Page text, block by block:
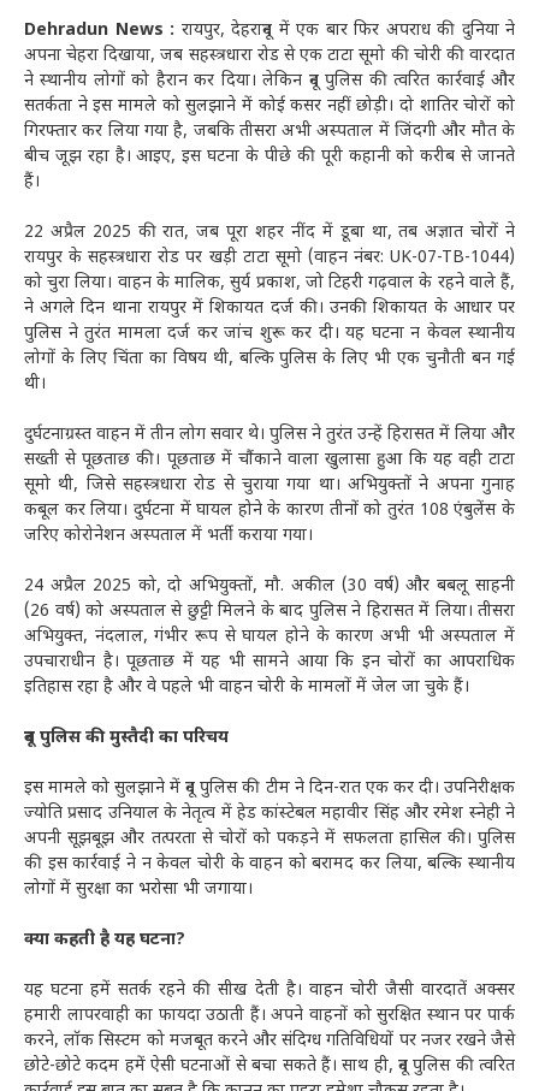
Dehradun News : रायपुर, देहरादून में एक बार फिर अपराध की दुनिया ने
अपना चेहरा दिखाया, जब सहस्त्रधारा रोड से एक टाटा सूमो की चोरी की वारदात
ने स्थानीय लोगों को हैरान कर दिया। लेकिन दून पुलिस की त्वरित कार्रवाई और
सतर्कता ने इस मामले को सुलझाने में कोई कसर नहीं छोड़ी। दो शातिर चोरों को
गिरफ्तार कर लिया गया है, जबकि तीसरा अभी अस्पताल में जिंदगी और मौत के
बीच जूझ रहा है। आइए, इस घटना के पीछे की पूरी कहानी को करीब से जानते
हैं।
22 अप्रैल 2025 की रात, जब पूरा शहर नींद में डूबा था, तब अज्ञात चोरों ने
रायपुर के सहस्त्रधारा रोड पर खड़ी टाटा सूमो (वाहन नंबर: UK-07-TB-1044)
को चुरा लिया। वाहन के मालिक, सुर्य प्रकाश, जो टिहरी गढ़वाल के रहने वाले हैं,
ने अगले दिन थाना रायपुर में शिकायत दर्ज की। उनकी शिकायत के आधार पर
पुलिस ने तुरंत मामला दर्ज कर जांच शुरू कर दी। यह घटना न केवल स्थानीय
लोगों के लिए चिंता का विषय थी, बल्कि पुलिस के लिए भी एक चुनौती बन गई
थी।
दुर्घटनाग्रस्त वाहन में तीन लोग सवार थे। पुलिस ने तुरंत उन्हें हिरासत में लिया और
सख्ती से पूछताछ की। पूछताछ में चौंकाने वाला खुलासा हुआ कि यह वही टाटा
सूमो थी, जिसे सहस्त्रधारा रोड से चुराया गया था। अभियुक्तों ने अपना गुनाह
कबूल कर लिया। दुर्घटना में घायल होने के कारण तीनों को तुरंत 108 एंबुलेंस के
जरिए कोरोनेशन अस्पताल में भर्ती कराया गया।
24 अप्रैल 2025 को, दो अभियुक्तों, मौ. अकील (30 वर्ष) और बबलू साहनी
(26 वर्ष) को अस्पताल से छुट्टी मिलने के बाद पुलिस ने हिरासत में लिया। तीसरा
अभियुक्त, नंदलाल, गंभीर रूप से घायल होने के कारण अभी भी अस्पताल में
उपचाराधीन है। पूछताछ में यह भी सामने आया कि इन चोरों का आपराधिक
इतिहास रहा है और वे पहले भी वाहन चोरी के मामलों में जेल जा चुके हैं।
दून पुलिस की मुस्तैदी का परिचय
इस मामले को सुलझाने में दून पुलिस की टीम ने दिन-रात एक कर दी। उपनिरीक्षक
ज्योति प्रसाद उनियाल के नेतृत्व में हेड कांस्टेबल महावीर सिंह और रमेश स्नेही ने
अपनी सूझबूझ और तत्परता से चोरों को पकड़ने में सफलता हासिल की। पुलिस
की इस कार्रवाई ने न केवल चोरी के वाहन को बरामद कर लिया, बल्कि स्थानीय
लोगों में सुरक्षा का भरोसा भी जगाया।
क्या कहती है यह घटना?
यह घटना हमें सतर्क रहने की सीख देती है। वाहन चोरी जैसी वारदातें अक्सर
हमारी लापरवाही का फायदा उठाती हैं। अपने वाहनों को सुरक्षित स्थान पर पार्क
करने, लॉक सिस्टम को मजबूत करने और संदिग्ध गतिविधियों पर नजर रखने जैसे
छोटे-छोटे कदम हमें ऐसी घटनाओं से बचा सकते हैं। साथ ही, दून पुलिस की त्वरित